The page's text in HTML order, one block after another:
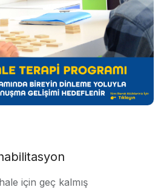
için geç kalmış